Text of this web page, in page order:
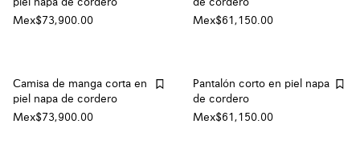
Mex$73,900.00
Mex$61,150.00
Camisa de manga corta en
piel napa de cordero
Mex$73,900.00
Pantalón corto en piel napa
de cordero
Mex$61,150.00